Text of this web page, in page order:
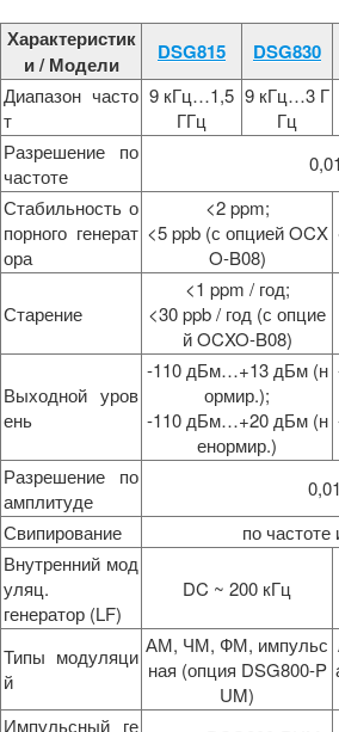
Характеристик
и / Модели
DSG815 DSG830
Диапазон часто
т
9 кГц…1,5
ГГц
9 кГц…3 Г
Гц
Разрешение по
частоте
Стабильность о
порного генерат
ора
<2 ppm;
<5 ppb (с опцией OCX
O-B08)
Старение
<1 ppm / год;
<30 ppb / год (с опцие
й OCXO-B08)
Выходной уров
ень
-110 дБм…+13 дБм (н
ормир.);
-110 дБм…+20 дБм (н
енормир.)
Разрешение по
амплитуде
Свипирование
по
Внутренний мод
уляц.
генератор (LF)
DC ~ 200 кГц
Типы модуляци
й
АМ, ЧМ, ФМ, импульс
ная (опция DSG800-P
UM)
Импульсный ге